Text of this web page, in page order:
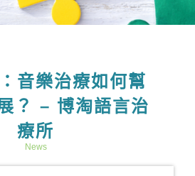
音樂治療如何幫
？ – 博淘語言治
療所
News